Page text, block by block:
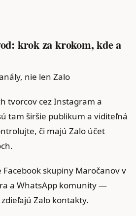
krok za krokom, kde a
nie len Zalo
tvorcov cez Instagram a
tam širšie publikum a viditeľná
či majú Zalo účet
skupiny Maročanov v
a WhatsApp komunity —
Zalo kontakty.